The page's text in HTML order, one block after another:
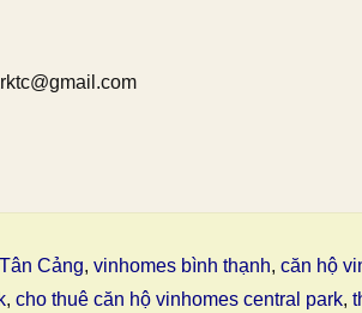
Cảng, vinhomes bình thạnh, căn hộ
, cho thuê căn hộ vinhomes central park,